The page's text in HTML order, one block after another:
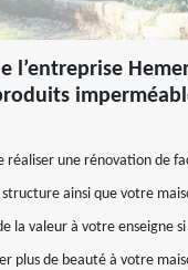
l’entreprise
réaliser une rénovation de
ainsi que votre
la valeur à votre enseigne si
plus de beauté à votre